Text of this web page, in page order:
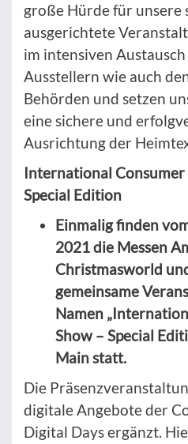
große Hürde für
ausgerichtete
im intensiven
Ausstellern wie auch
Behörden und setzen
eine sichere und
Ausrichtung der
International Consumer
Special Edition
Einmalig finden
2021 die Messen
Christmasworld
gemeinsame
Namen
Show – Special
Main statt.
Die
digitale Angebote der
Digital Days ergänzt.